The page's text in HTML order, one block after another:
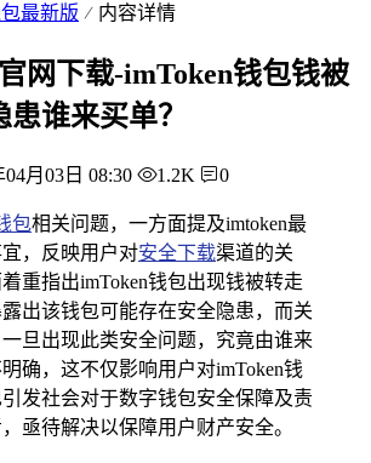
最新版 内容详情
网下载-imToken钱包钱被
谁来买单？
04月03日 08:30 1.2K 0
包相关问题，一方面提及imtoken最
，反映用户对安全下载渠道的关
重指出imToken钱包出现钱被转走
出该钱包可能存在安全隐患，而关
旦出现此类安全问题，究竟由谁来
确，这不仅影响用户对imToken钱
发社会对于数字钱包安全保障及责
亟待解决以保障用户财产安全。